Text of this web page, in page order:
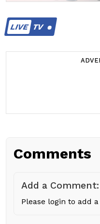
LIVETV
Comments
Add a Comment:
Please login to add